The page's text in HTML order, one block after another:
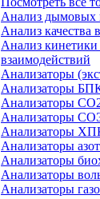
Анализ дымовых
Анализ качества
Анализ
взаимодействий
Анализаторы
Анализаторы
Анализаторы
Анализаторы
Анализаторы
Анализаторы
Анализаторы
Анализаторы
Анализаторы